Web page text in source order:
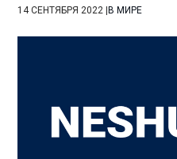
14 СЕНТЯБРЯ 2022 |В МИРЕ